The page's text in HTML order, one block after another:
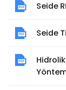
Seide
Seide